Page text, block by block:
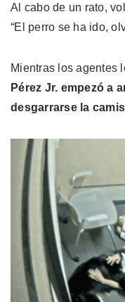
Al cabo de un rato,
“El perro se ha ido,
Mientras los agentes
Pérez Jr. empezó a
desgarrarse la